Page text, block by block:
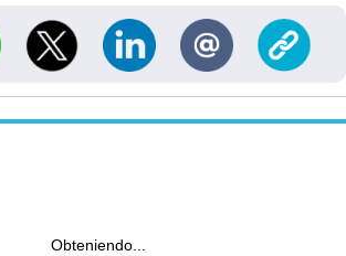
Obteniendo...